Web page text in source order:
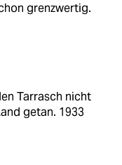
grenzwertig.
Tarrasch nicht
getan. 1933